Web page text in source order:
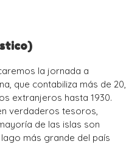
la jornada a
que contabiliza más de 20,
extranjeros hasta 1930.
verdaderos tesoros,
de las islas son
más grande del país